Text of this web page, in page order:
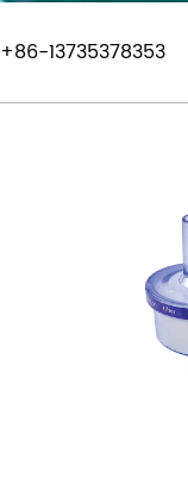
+86-13735378353